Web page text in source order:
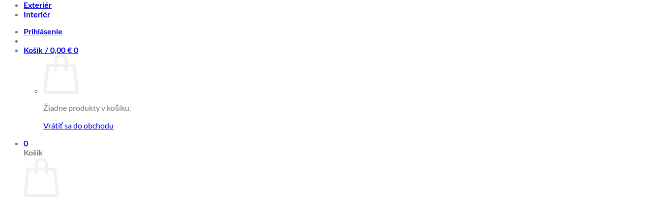
Exteriér
Interiér
Prihlásenie
Košík / 0,00 € 0
Žiadne produkty v košíku.
Vrátiť sa do obchodu
0
Košík